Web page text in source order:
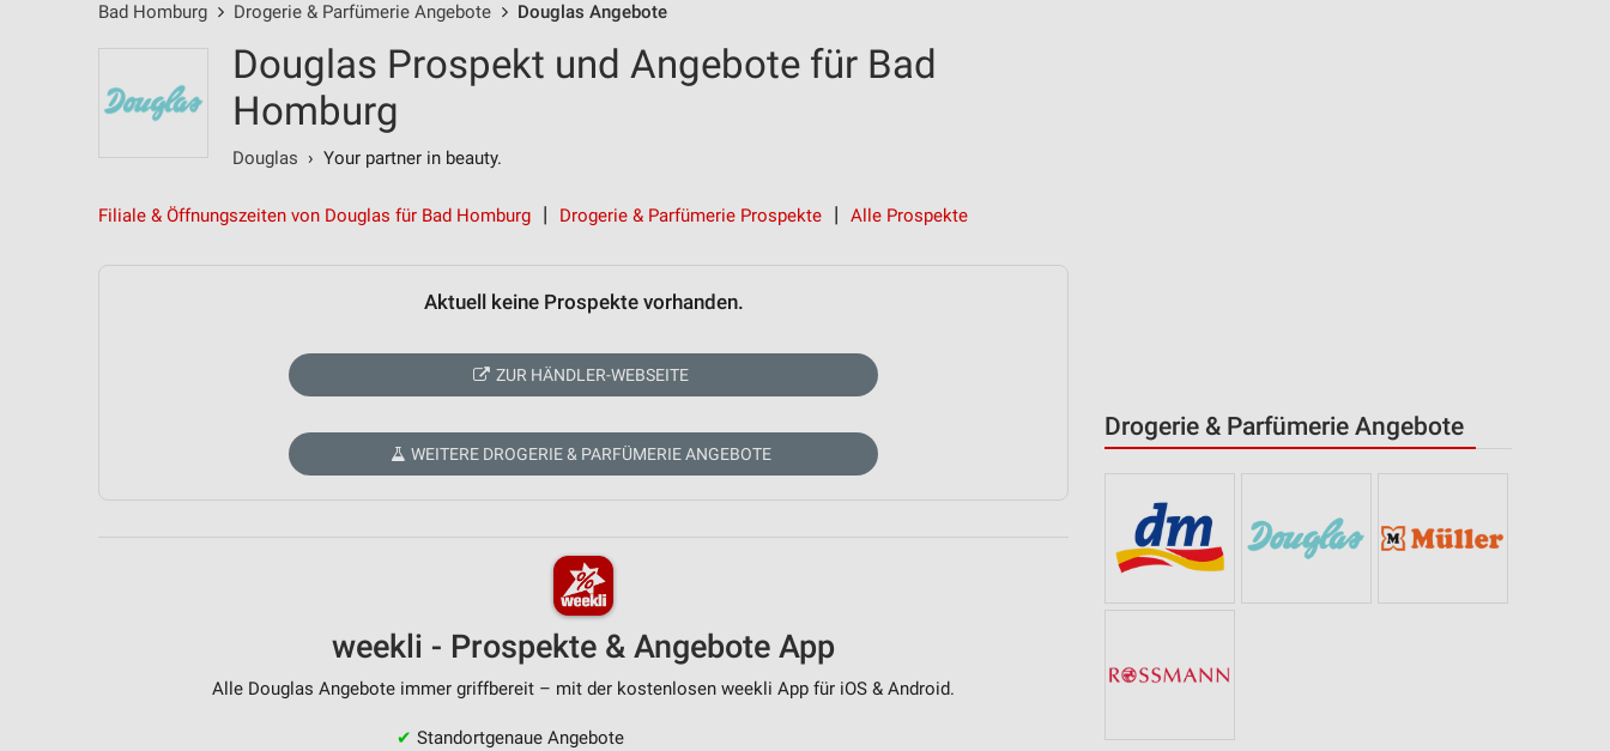
Bad Homburg Drogerie & Parfümerie Angebote Douglas Angebote
Drogerie & Parfümerie Angebote
Douglas Prospekt und Angebote für Bad
Homburg
Douglas › Your partner in beauty.
Filiale & Öffnungszeiten von Douglas für Bad Homburg Drogerie & Parfümerie Prospekte Alle Prospekte
Aktuell keine Prospekte vorhanden.
ZUR HÄNDLER-WEBSEITE
WEITERE DROGERIE & PARFÜMERIE ANGEBOTE
weekli - Prospekte & Angebote App
Alle Douglas Angebote immer griffbereit – mit der kostenlosen weekli App für iOS & Android.
✔ Standortgenaue Angebote